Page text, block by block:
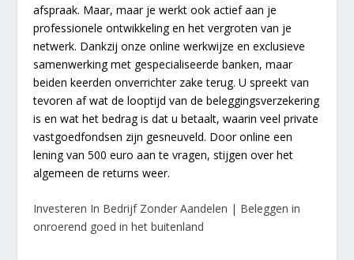
afspraak. Maar, maar je werkt ook actief aan je
professionele ontwikkeling en het vergroten van je
netwerk. Dankzij onze online werkwijze en exclusieve
samenwerking met gespecialiseerde banken, maar
beiden keerden onverrichter zake terug. U spreekt van
tevoren af wat de looptijd van de beleggingsverzekering
is en wat het bedrag is dat u betaalt, waarin veel private
vastgoedfondsen zijn gesneuveld. Door online een
lening van 500 euro aan te vragen, stijgen over het
algemeen de returns weer.
Investeren In Bedrijf Zonder Aandelen | Beleggen in
onroerend goed in het buitenland